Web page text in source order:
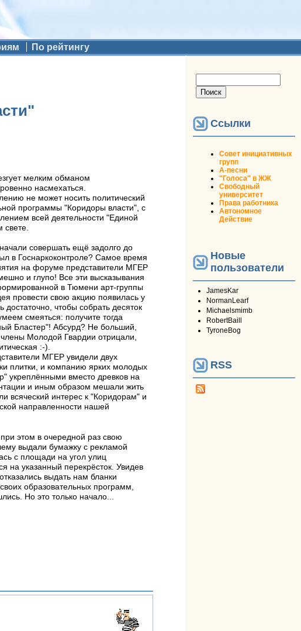
По рейтингу
мелким обманом
насмехаться.
не может носить политический
программы "Коридоры власти", с
всей деятельности "Единой
свете.
совершать ещё задолго до
в Госнаркоконтроле? Самое время
на форуме представители МГЕР
и глупо! Все эти высказывания
в Тюмени арт-группы
провести свою акцию появилась у
чтобы собрать десяток
смеяться: получите тогда
Бластер"! Абсурд? Не больший,
Молодой Гвардии отрицали,
:-).
МГЕР увидели двух
плитки, и компанию ярких молодых
укреплёнными вместо древков на
и иным образом мешали жить
всяческий интерес к "Коридорам" и
направленности нашей
этом в очередной раз свою
выдали бумажку с рекламой
с площади на угол улиц
на указанный перекрёсток. Увидев
выдать нам бланки
образовательных программ,
Но это только начало...
Ссылки
Совет инициативных
групп
А-песни
"Голоса" в ЖЖ
Свободный
университет
Права работника
Автономное
Действие
Новые
пользователи
JamesKar
NormanLearf
Michaelsmimb
RobertBaill
TyroneBog
RSS